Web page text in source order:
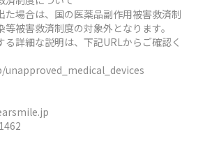
た場合は、国の医薬品副作用被害救済制
被害救済制度の対象外となります。
る詳細な説明は、下記URLからご確認く